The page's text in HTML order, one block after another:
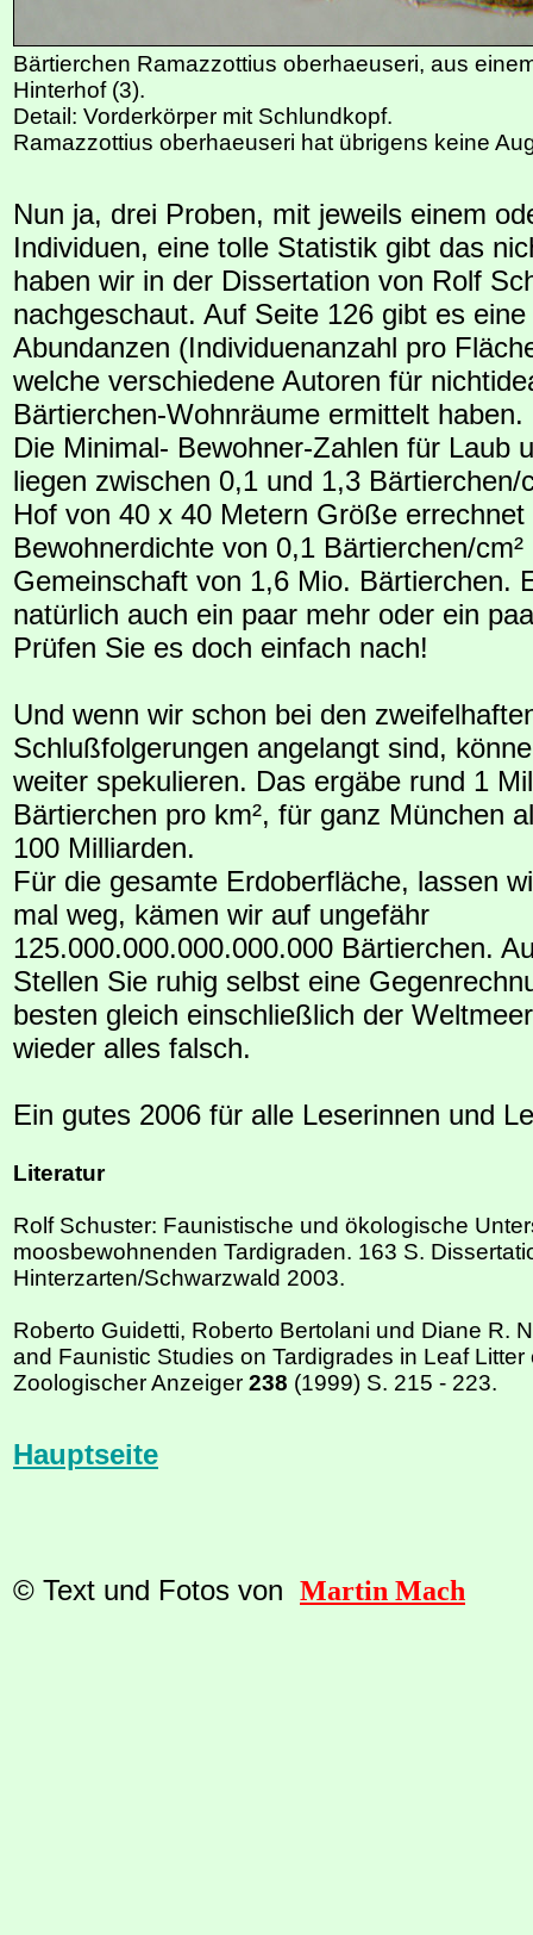
Bärtierchen Ramazzottius oberhaeuseri, aus
Hinterhof (3).
Detail: Vorderkörper mit Schlundkopf.
Ramazzottius oberhaeuseri hat übrigens keine
Nun ja, drei Proben, mit jeweils einem
Individuen, eine tolle Statistik gibt das
haben wir in der Dissertation von Rolf
nachgeschaut. Auf Seite 126 gibt es
Abundanzen (Individuenanzahl pro
welche verschiedene Autoren für
Bärtierchen-Wohnräume ermittelt haben.
Die Minimal- Bewohner-Zahlen für Laub
liegen zwischen 0,1 und 1,3 Bärtierchen/
Hof von 40 x 40 Metern Größe
Bewohnerdichte von 0,1 Bärtierchen/
Gemeinschaft von 1,6 Mio. Bärtierchen.
natürlich auch ein paar mehr oder ein
Prüfen Sie es doch einfach nach!
Und wenn wir schon bei den
Schlußfolgerungen angelangt sind,
weiter spekulieren. Das ergäbe rund 1
Bärtierchen pro km², für ganz München
100 Milliarden.
Für die gesamte Erdoberfläche, lassen
mal weg, kämen wir auf ungefähr
125.000.000.000.000.000 Bärtierchen.
Stellen Sie ruhig selbst eine
besten gleich einschließlich der
wieder alles falsch.
Ein gutes 2006 für alle Leserinnen und
Literatur
Rolf Schuster: Faunistische und ökologische
moosbewohnenden Tardigraden. 163 S.
Hinterzarten/Schwarzwald 2003.
Roberto Guidetti, Roberto Bertolani und Diane R.
and Faunistic Studies on Tardigrades in Leaf
Zoologischer Anzeiger 238 (1999) S. 215 - 223.
Hauptseite
© Text und Fotos von Martin Mach